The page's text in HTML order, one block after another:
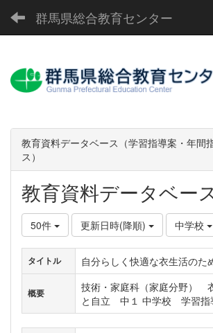
群馬県総合教育センター
教育資料データベース（学習指導案・年間
ス）
教育資料データベー
50件 更新日時(降順) 中学校
タイトル 自分らしく快適な衣生活のた
概要
技術・家庭科（家庭分野）
と自立 中１ 中学校 学習指